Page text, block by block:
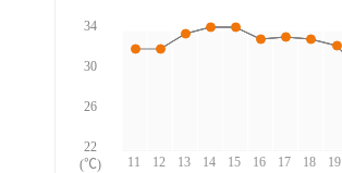
11 12 13 14 15 16 17 18 19
34
30
26
22
(℃)